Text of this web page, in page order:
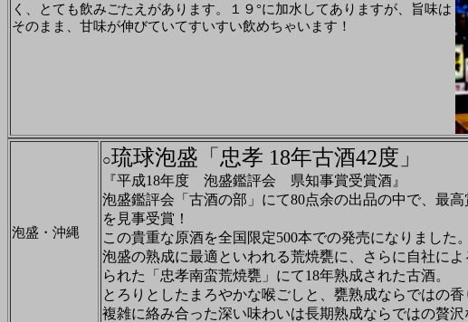
く、とても飲みごたえがあります。１９°に加水してありますが、旨味は
そのまま、甘味が伸びていてすいすい飲めちゃいます！
泡盛・沖縄
○琉球泡盛「忠孝 18年古酒42度」
『平成18年度 泡盛鑑評会 県知事賞受賞酒』
泡盛鑑評会「古酒の部」にて80点余の出品の中で、最高
を見事受賞！
この貴重な原酒を全国限定500本での発売になりました。
泡盛の熟成に最適といわれる荒焼甕に、さらに自社に
られた「忠孝南蛮荒焼甕」にて18年熟成された古酒。
とろりとしたまろやかな喉ごしと、甕熟成ならではの
複雑に絡み合った深い味わいは長期熟成ならではの贅沢